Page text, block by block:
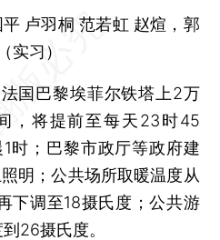
卢羽桐 范若虹 赵煊，郭
实习）
巴黎埃菲尔铁塔上2万
，将提前至每天23时45
时；巴黎市政厅等政府建
明；公共场所取暖温度从
下调至18摄氏度；公共游
26摄氏度。